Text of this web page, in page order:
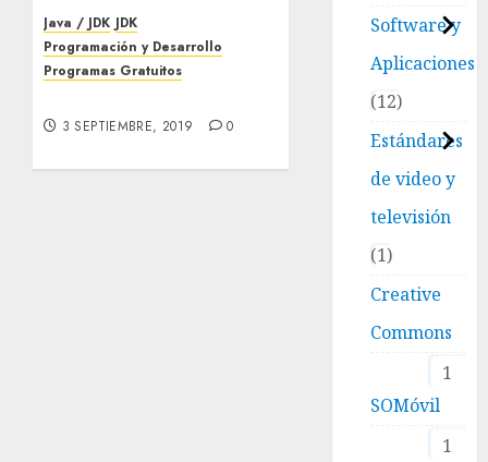
Linux
en tu
navegador
instalar
Java / JDK JDK
Programación y Desarrollo
Programas Gratuitos
3 SEPTIEMBRE, 2019 0
Software y
Aplicaciones
12
Estándares
de video y
televisión
1
Creative
Commons
1
SOMóvil
1